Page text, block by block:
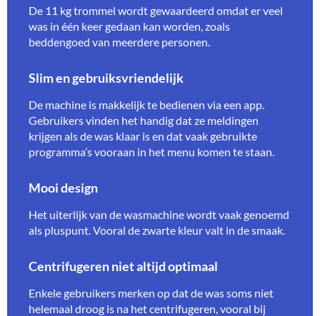
De 11 kg trommel wordt gewaardeerd omdat er veel
was in één keer gedaan kan worden, zoals
beddengoed van meerdere personen.
Slim en gebruiksvriendelijk
De machine is makkelijk te bedienen via een app.
Gebruikers vinden het handig dat ze meldingen
krijgen als de was klaar is en dat vaak gebruikte
programma’s vooraan in het menu komen te staan.
Mooi design
Het uiterlijk van de wasmachine wordt vaak genoemd
als pluspunt. Vooral de zwarte kleur valt in de smaak.
Centrifugeren niet altijd optimaal
Enkele gebruikers merken op dat de was soms niet
helemaal droog is na het centrifugeren, vooral bij